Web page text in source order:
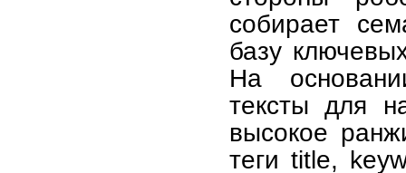
собирает
базу
На
тексты для
высокое
теги title,